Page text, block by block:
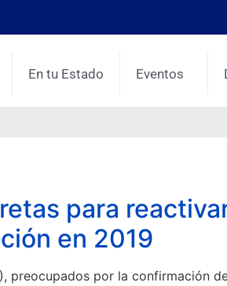
En tu Estado Eventos
para
en 2019
preocupados por la confirmación